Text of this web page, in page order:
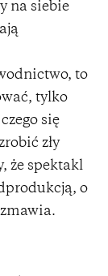
na siebie
to
tylko
się
zły
że spektakl
o